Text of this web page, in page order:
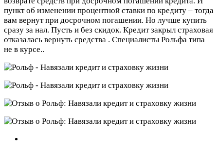
пункт об изменении процентной ставки по кредиту – тогда
вам вернут при досрочном погашении. Но лучше купить
сразу за нал. Пусть и без скидок. Кредит закрыл страховая
отказалась вернуть средства . Специалисты Рольфа типа
не в курсе..